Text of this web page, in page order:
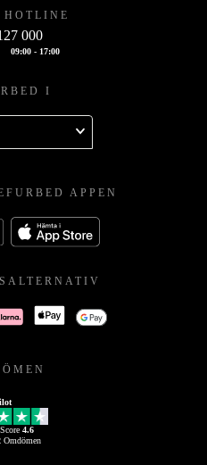
HOTLINE
000
09:00 - 17:00
I
APPEN
4.6
Omdömen